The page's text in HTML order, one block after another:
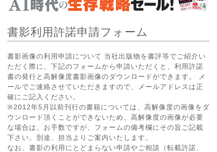
書影利用許諾申請フォーム
書影画像の利用申請について 当社出版物を書評等でご紹介い
ただく際に、下記のフォームから申請いただくと、利用許諾
書の発行と高解像度書影画像のダウンロードができます。 メ
ールでご連絡させていただきますので、メールアドレスは正
確にご記入ください。
※2012年5月以前刊行の書籍については、高解像度の画像をダ
ウンロード頂くことができないため、高解像度の画像が必要
な場合は、お手数ですが、フォームの備考欄にその旨ご記載
下さい。別途、担当よりご案内いたします。
なお、書影の利用にとどまらない申請やご相談（転載許諾、